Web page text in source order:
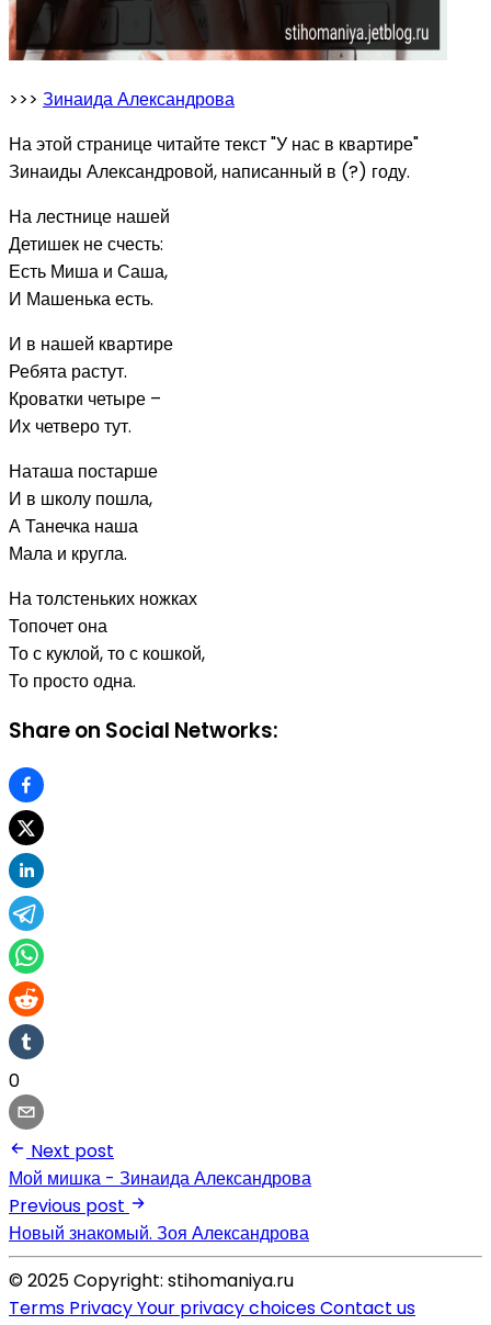
>>> Зинаида Александрова
На этой странице читайте текст "У нас в квартире"
Зинаиды Александровой, написанный в (?) году.
На лестнице нашей
Детишек не счесть:
Есть Миша и Саша,
И Машенька есть.
И в нашей квартире
Ребята растут.
Кроватки четыре –
Их четверо тут.
Наташа постарше
И в школу пошла,
А Танечка наша
Мала и кругла.
На толстеньких ножках
Топочет она
То с куклой, то с кошкой,
То просто одна.
Share on Social Networks:
0
Next post
Мой мишка - Зинаида Александрова
Previous post
Новый знакомый. Зоя Александрова
© 2025 Copyright: stihomaniya.ru
Terms PrivacyYour privacy choicesContact us